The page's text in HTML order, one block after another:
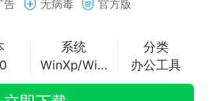
告 无病毒 官方版
系统
WinXp/Win2003/WinVista/Win7/Win8/Win10
分类
办公工具